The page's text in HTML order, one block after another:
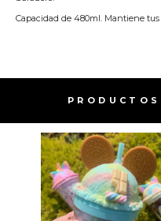
Capacidad de 480ml. Mantiene